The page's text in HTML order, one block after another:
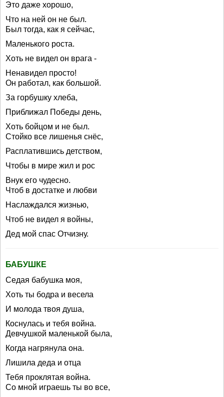
Это даже хорошо,
Что на ней он не был.
Был тогда, как я сейчас,
Маленького роста.
Хоть не видел он врага -
Ненавидел просто!
Он работал, как большой.
За горбушку хлеба,
Приближал Победы день,
Хоть бойцом и не был.
Стойко все лишенья снёс,
Расплатившись детством,
Чтобы в мире жил и рос
Внук его чудесно.
Чтоб в достатке и любви
Наслаждался жизнью,
Чтоб не видел я войны,
Дед мой спас Отчизну.
БАБУШКЕ
Седая бабушка моя,
Хоть ты бодра и весела
И молода твоя душа,
Коснулась и тебя война.
Девчушкой маленькой была,
Когда нагрянула она.
Лишила деда и отца
Тебя проклятая война.
Со мной играешь ты во все,